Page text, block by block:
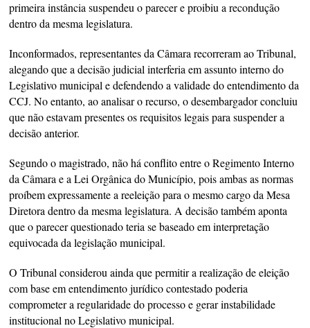
primeira instância suspendeu o parecer e proibiu a recondução
dentro da mesma legislatura.
Inconformados, representantes da Câmara recorreram ao Tribunal,
alegando que a decisão judicial interferia em assunto interno do
Legislativo municipal e defendendo a validade do entendimento da
CCJ. No entanto, ao analisar o recurso, o desembargador concluiu
que não estavam presentes os requisitos legais para suspender a
decisão anterior.
Segundo o magistrado, não há conflito entre o Regimento Interno
da Câmara e a Lei Orgânica do Município, pois ambas as normas
proíbem expressamente a reeleição para o mesmo cargo da Mesa
Diretora dentro da mesma legislatura. A decisão também aponta
que o parecer questionado teria se baseado em interpretação
equivocada da legislação municipal.
O Tribunal considerou ainda que permitir a realização de eleição
com base em entendimento jurídico contestado poderia
comprometer a regularidade do processo e gerar instabilidade
institucional no Legislativo municipal.